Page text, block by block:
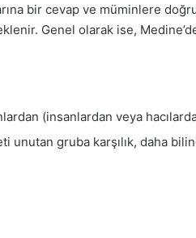
bir cevap ve müminlere
Genel olarak ise,
(insanlardan veya
unutan gruba karşılık, daha